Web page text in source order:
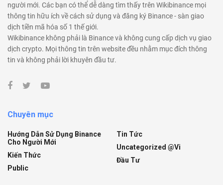
người mới. Các bạn có thể dễ dàng tìm thấy trên Wikibinance mọi
thông tin hữu ích về cách sử dụng và đăng ký Binance - sàn giao
dịch tiền mã hóa số 1 thế giới.
Wikibinance không phải là Binance và không cung cấp dịch vụ giao
dịch crypto. Mọi thông tin trên website đều nhằm mục đích thông
tin và không phải lời khuyên đầu tư.
Chuyên mục
Hướng Dẫn Sử Dụng Binance
Cho Người Mới
Kiến Thức
Public
Tin Tức
Uncategorized @vi
Đầu Tư